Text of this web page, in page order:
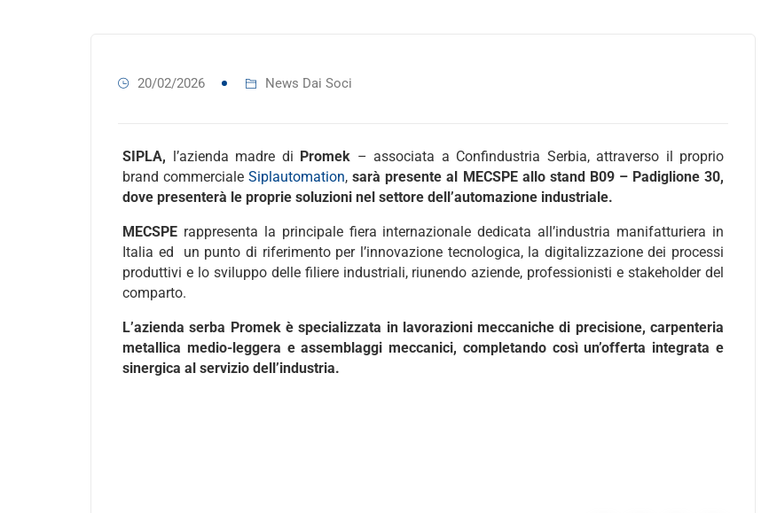
20/02/2026 News Dai Soci
SIPLA, l’azienda madre di Promek – associata a Confindustria Serbia, attraverso il proprio
brand commercialeSiplautomation,sarà presente al MECSPE allo stand B09 – Padiglione 30,
dove presenterà le proprie soluzioni nel settore dell’automazione industriale.
MECSPE rappresenta la principale fiera internazionale dedicata all’industria manifatturiera in
Italia ed un punto di riferimento per l’innovazione tecnologica, la digitalizzazione dei processi
produttivi e lo sviluppo delle filiere industriali, riunendo aziende, professionisti e stakeholder del
comparto.
L’azienda serba Promek è specializzata in lavorazioni meccaniche di precisione, carpenteria
metallica medio-leggera e assemblaggi meccanici, completando così un’offerta integrata e
sinergica al servizio dell’industria.